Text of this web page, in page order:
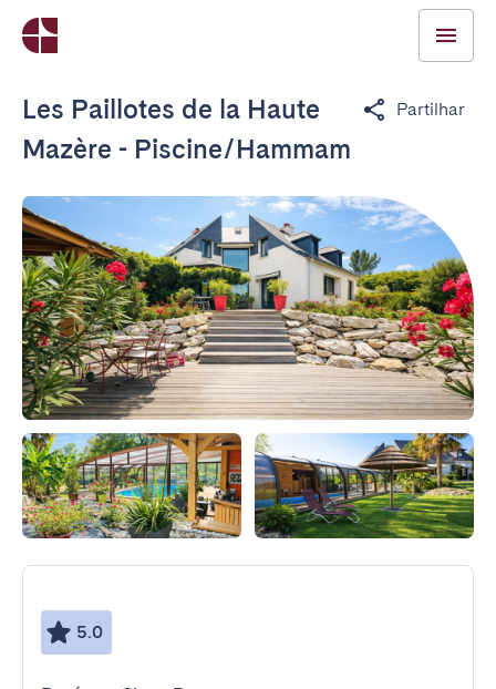
Les Paillotes de la Haute
Mazère - Piscine/Hammam
Partilhar
5.0